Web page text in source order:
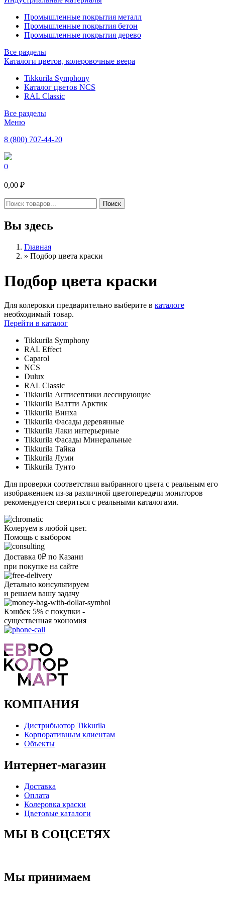
Промышленные покрытия металл
Промышленные покрытия бетон
Промышленные покрытия дерево
Все разделы
Каталоги цветов, колеровочные веера
Tikkurila Symphony
Каталог цветов NCS
RAL Classic
Все разделы
Меню
8 (800) 707-44-20
0
0,00 ₽
Вы здесь
Главная
» Подбор цвета краски
Подбор цвета краски
Для колеровки предварительно выберите в каталоге
необходимый товар.
Перейти в каталог
Tikkurila Symphony
RAL Effect
Caparol
NCS
Dulux
RAL Classic
Tikkurila Антисептики лессирующие
Tikkurila Валтти Арктик
Tikkurila Винха
Tikkurila Фасады деревянные
Tikkurila Лаки интерьерные
Tikkurila Фасады Минеральные
Tikkurila Тайка
Tikkurila Луми
Tikkurila Тунто
Для проверки соответствия выбранного цвета с реальным его
изображением из-за различной цветопередачи мониторов
рекомендуется свериться с реальными каталогами.
Колеруем в любой цвет.
Помощь с выбором
Доставка 0₽ по Казани
при покупке на сайте
Детально консультируем
и решаем вашу задачу
Кэшбек 5% с покупки -
существенная экономия
КОМПАНИЯ
Дистрибьютор Tikkurila
Корпоративным клиентам
Объекты
Интернет-магазин
Доставка
Оплата
Колеровка краски
Цветовые каталоги
МЫ В СОЦСЕТЯХ
Мы принимаем